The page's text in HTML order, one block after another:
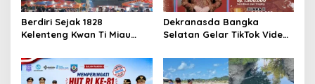
Berdiri Sejak 1828
Kelenteng Kwan Ti Miau
Jadi, Acara Berlangsung
Meriah
Dekranasda Bangka
Selatan Gelar TikTok Video